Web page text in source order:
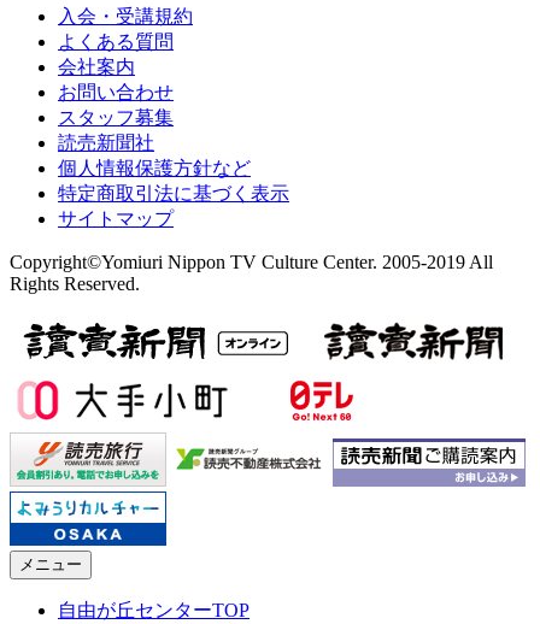
入会・受講規約
よくある質問
会社案内
お問い合わせ
スタッフ募集
読売新聞社
個人情報保護方針など
特定商取引法に基づく表示
サイトマップ
Copyright©Yomiuri Nippon TV Culture Center. 2005-2019 All
Rights Reserved.
メニュー
自由が丘センターTOP